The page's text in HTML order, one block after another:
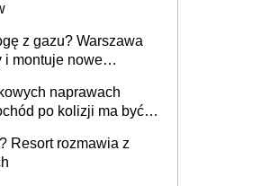
z gazu? Warszawa
i montuje nowe
naprawach
po kolizji ma być
Resort rozmawia z